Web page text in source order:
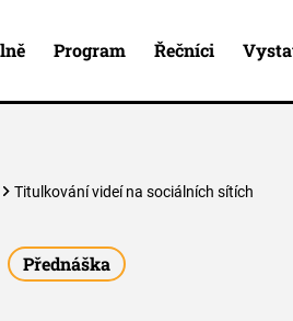
Program Řečníci
Titulkování videí na sociálních sítích
Přednáška